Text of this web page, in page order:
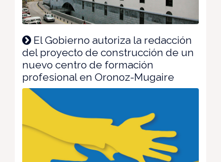
El Gobierno autoriza la redacción
del proyecto de construcción de un
nuevo centro de formación
profesional en Oronoz-Mugaire